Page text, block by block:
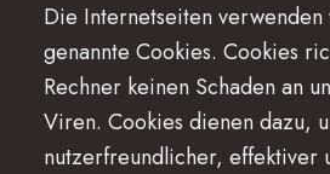
Die Internetseiten verwenden
genannte Cookies. Cookies
Rechner keinen Schaden an
Viren. Cookies dienen dazu,
nutzerfreundlicher, effektiver